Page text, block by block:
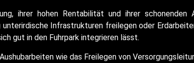
ihrer hohen Rentabilität und ihrer
Infrastrukturen freilegen oder
gut in den Fuhrpark integrieren lässt.
wie das Freilegen von